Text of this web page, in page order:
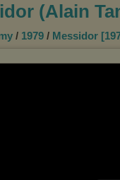
(Alain
/ 1979 / Messidor